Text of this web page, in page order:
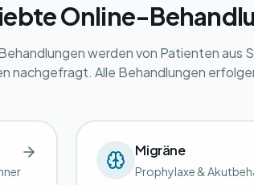
Online-
werden von Patienten aus
nachgefragt. Alle Behandlungen
Migräne
Prophylaxe &